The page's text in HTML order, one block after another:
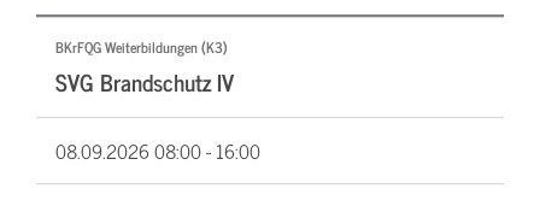
BKrFQG Weiterbildungen (K3)
SVG Brandschutz IV
08.09.202608:00 - 16:00